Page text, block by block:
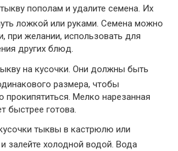
пополам и удалите семена. Их
ложкой или руками. Семена можно
при желании, использовать для
других блюд.
на кусочки. Они должны быть
размера, чтобы
прокипятиться. Мелко нарезанная
быстрее готова.
тыквы в кастрюлю или
залейте холодной водой. Вода